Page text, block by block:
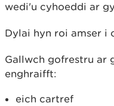
wedi'u cyhoeddi ar
Dylai hyn roi amser i
Gallwch gofrestru ar
enghraifft:
eich cartref